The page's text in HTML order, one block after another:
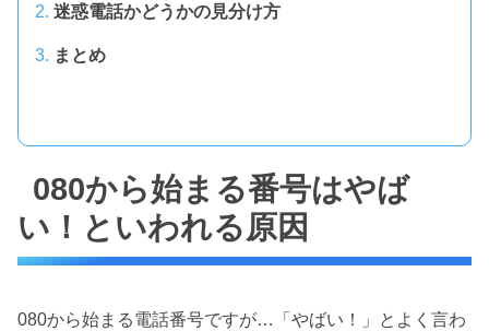
迷惑電話かどうかの見分け方
まとめ
080から始まる番号はやば
い！といわれる原因
080から始まる電話番号ですが…「やばい！」とよく言わ